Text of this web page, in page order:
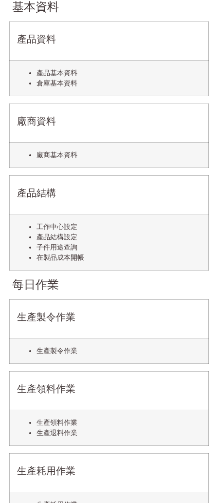
基本資料
產品資料
產品基本資料
倉庫基本資料
廠商資料
廠商基本資料
產品結構
工作中心設定
產品結構設定
子件用途查詢
在製品成本開帳
每日作業
生產製令作業
生產製令作業
生產領料作業
生產領料作業
生產退料作業
生產耗用作業